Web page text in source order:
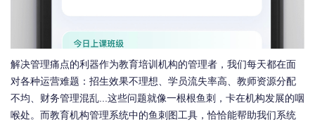
解决管理痛点的利器作为教育培训机构的管理者，我们每天都在面
对各种运营难题：招生效果不理想、学员流失率高、教师资源分配
不均、财务管理混乱...这些问题就像一根根鱼刺，卡在机构发展的咽
喉处。而教育机构管理系统中的鱼刺图工具，恰恰能帮助我们系统